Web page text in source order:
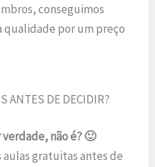
conseguimos
qualidade por um preço
ANTES DE DECIDIR?
não é? 🙂
gratuitas antes de